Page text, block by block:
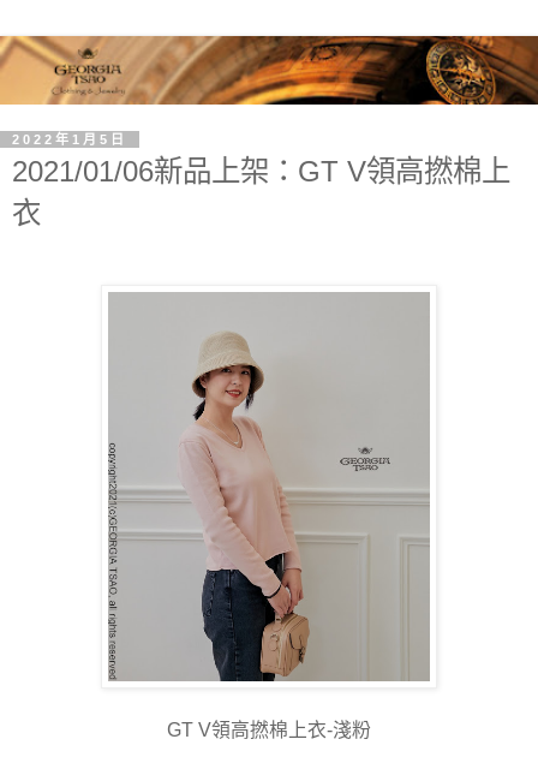
2022年1月5日
2021/01/06新品上架：GT V領高撚棉上
衣
GT V領高撚棉上衣-淺粉